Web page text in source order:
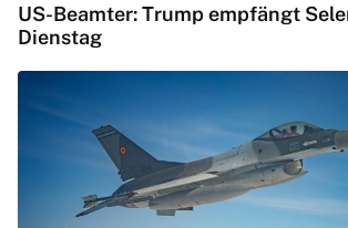
US-Beamter: Trump empfängt
Dienstag